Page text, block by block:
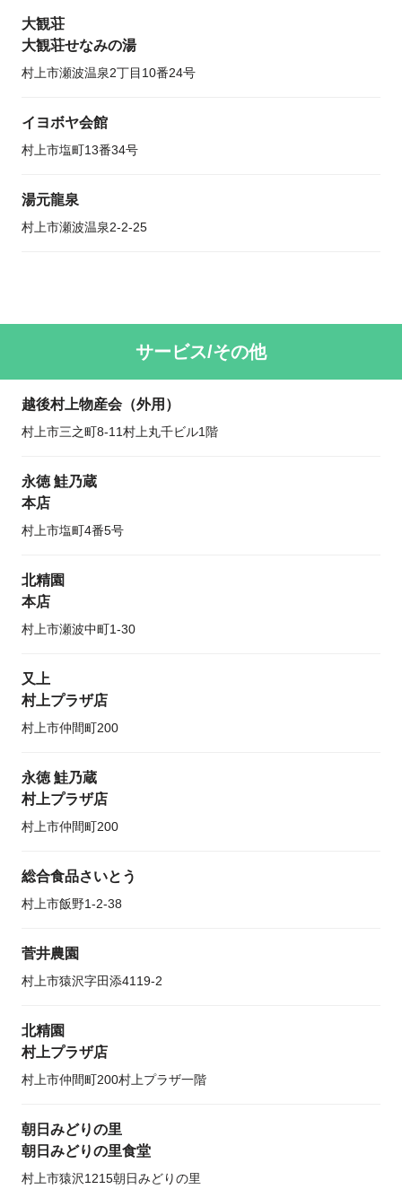
大観荘
大観荘せなみの湯
村上市瀬波温泉2丁目10番24号
イヨボヤ会館
村上市塩町13番34号
湯元龍泉
村上市瀬波温泉2-2-25
サービス/その他
越後村上物産会（外用）
村上市三之町8-11村上丸千ビル1階
永徳 鮭乃蔵
本店
村上市塩町4番5号
北精園
本店
村上市瀬波中町1-30
又上
村上プラザ店
村上市仲間町200
永徳 鮭乃蔵
村上プラザ店
村上市仲間町200
総合食品さいとう
村上市飯野1-2-38
菅井農園
村上市猿沢字田添4119-2
北精園
村上プラザ店
村上市仲間町200村上プラザ一階
朝日みどりの里
朝日みどりの里食堂
村上市猿沢1215朝日みどりの里